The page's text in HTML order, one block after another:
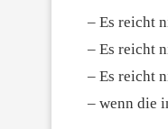
– Es reicht
– Es reicht
– Es reicht
– wenn die